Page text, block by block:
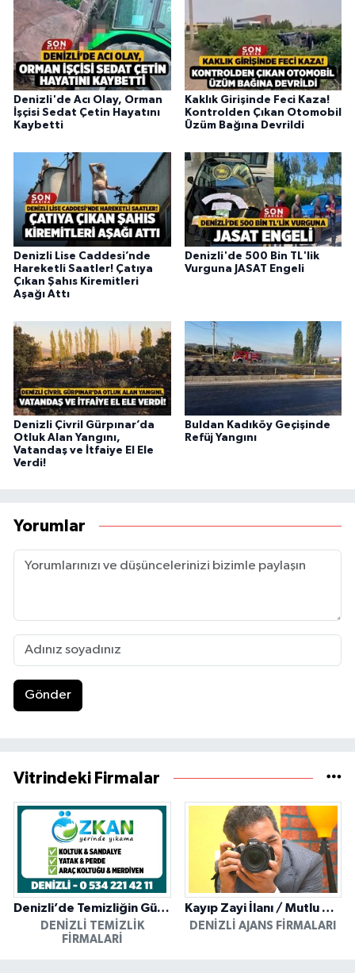
Denizli'de Acı Olay, Orman
İşçisi Sedat Çetin Hayatını
Kaybetti
Kaklık Girişinde Feci Kaza!
Kontrolden Çıkan Otomobil
Üzüm Bağına Devrildi
Denizli Lise Caddesi’nde
Hareketli Saatler! Çatıya
Çıkan Şahıs Kiremitleri
Aşağı Attı
Denizli'de 500 Bin TL'lik
Vurguna JASAT Engeli
Denizli Çivril Gürpınar’da
Otluk Alan Yangını,
Vatandaş ve İtfaiye El Ele
Verdi!
Buldan Kadıköy Geçişinde
Refüj Yangını
Yorumlar
Gönder
Vitrindeki Firmalar
Denizli’de Temizliğin Güvenilir Adresi: Özkan Yerinde Yıkama
DENIZLI TEMIZLIK
FIRMALARI
Kayıp Zayi İlanı / Mutlu Ajans / Denizli
DENIZLI AJANS FIRMALARI